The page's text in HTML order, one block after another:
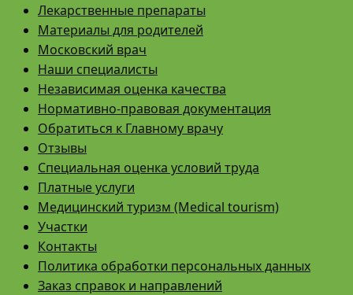
Лекарственные препараты
Материалы для родителей
Московский врач
Наши специалисты
Независимая оценка качества
Нормативно-правовая документация
Обратиться к Главному врачу
Отзывы
Специальная оценка условий труда
Платные услуги
Медицинский туризм (Medical tourism)
Участки
Контакты
Политика обработки персональных данных
Заказ справок и направлений